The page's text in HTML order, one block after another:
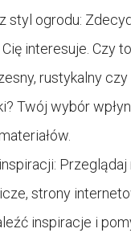
styl ogrodu:
interesuje. Czy
rustykalny
Twój wybór
strony
inspiracje i